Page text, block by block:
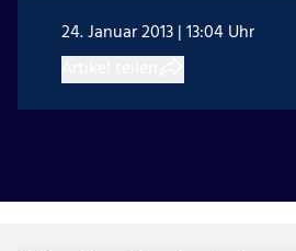
24. Januar 2013 | 13:04 Uhr